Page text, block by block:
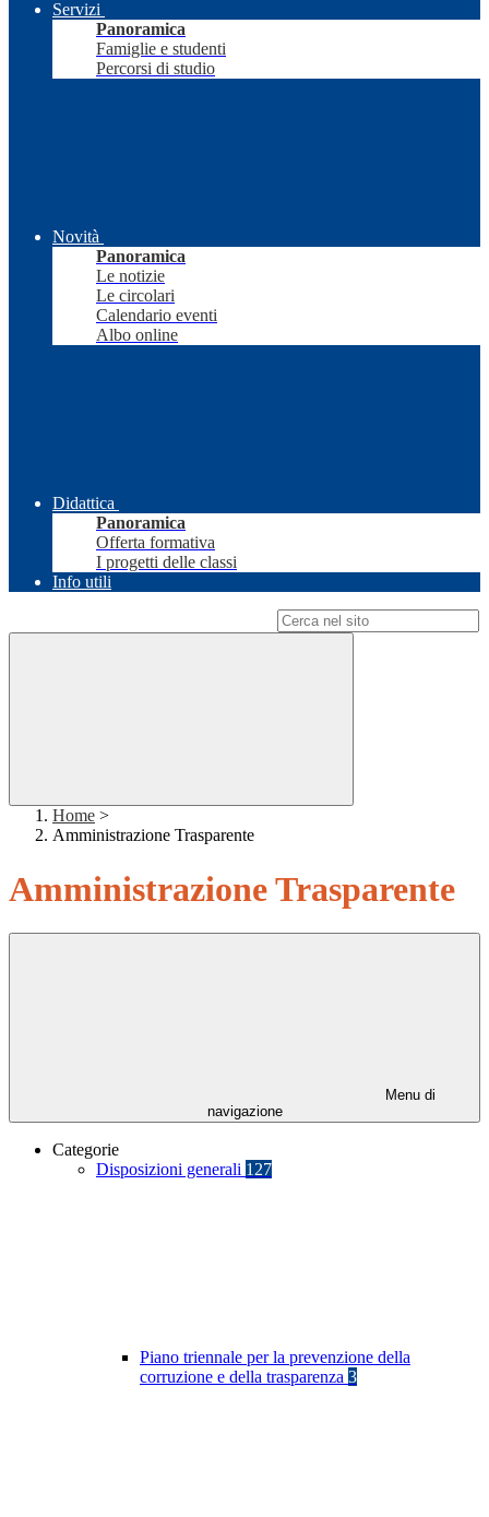
Servizi
Panoramica
Famiglie e studenti
Percorsi di studio
Novità
Panoramica
Le notizie
Le circolari
Calendario eventi
Albo online
Didattica
Panoramica
Offerta formativa
I progetti delle classi
Info utili
Home >
Amministrazione Trasparente
Amministrazione Trasparente
Menu di
navigazione
Categorie
Disposizioni generali 127
Piano triennale per la prevenzione della
corruzione e della trasparenza 3